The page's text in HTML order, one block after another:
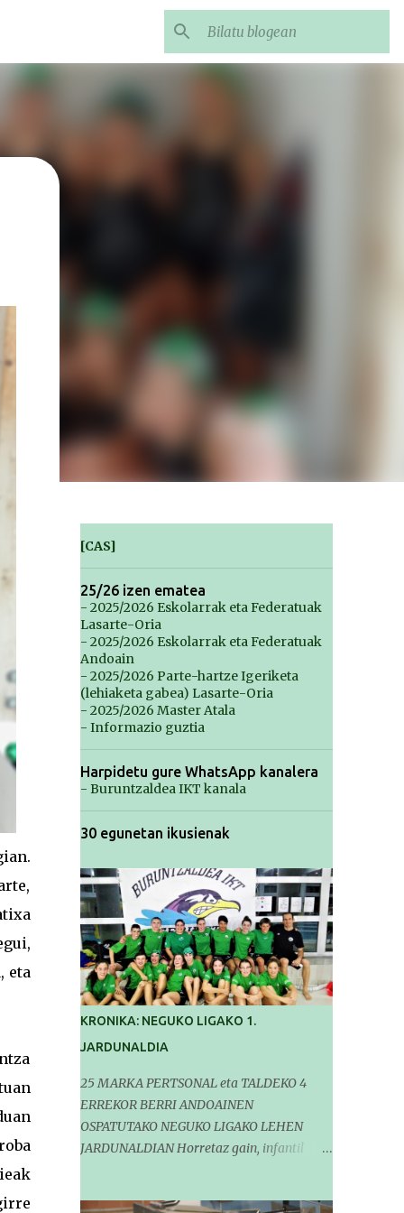
eta
[CAS]
25/26 izen ematea
- 2025/2026 Eskolarrak eta Federatuak
Lasarte-Oria
- 2025/2026 Eskolarrak eta Federatuak
Andoain
- 2025/2026 Parte-hartze Igeriketa
(lehiaketa gabea) Lasarte-Oria
- 2025/2026 Master Atala
- Informazio guztia
Harpidetu gure WhatsApp kanalera
- Buruntzaldea IKT kanala
30 egunetan ikusienak
KRONIKA: NEGUKO LIGAKO 1.
JARDUNALDIA
25 MARKA PERTSONAL eta TALDEKO 4
ERREKOR BERRI ANDOAINEN
OSPATUTAKO NEGUKO LIGAKO LEHEN
JARDUNALDIAN Horretaz gain, infantil